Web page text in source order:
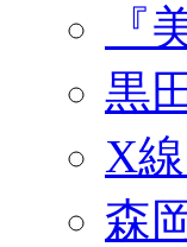
『
黒
X
森